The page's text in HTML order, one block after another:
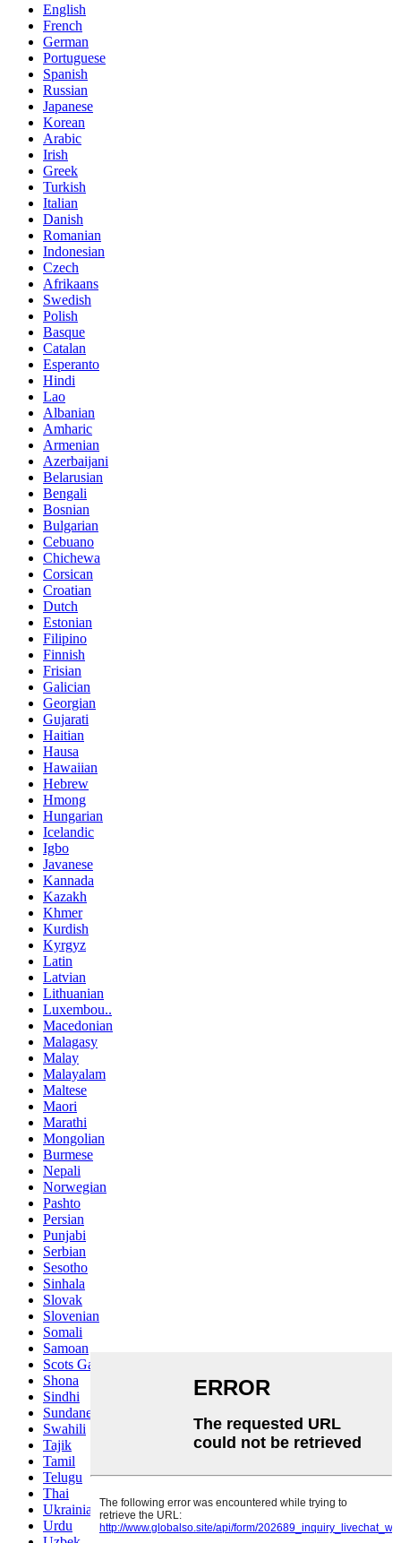
English
French
German
Portuguese
Spanish
Russian
Japanese
Korean
Arabic
Irish
Greek
Turkish
Italian
Danish
Romanian
Indonesian
Czech
Afrikaans
Swedish
Polish
Basque
Catalan
Esperanto
Hindi
Lao
Albanian
Amharic
Armenian
Azerbaijani
Belarusian
Bengali
Bosnian
Bulgarian
Cebuano
Chichewa
Corsican
Croatian
Dutch
Estonian
Filipino
Finnish
Frisian
Galician
Georgian
Gujarati
Haitian
Hausa
Hawaiian
Hebrew
Hmong
Hungarian
Icelandic
Igbo
Javanese
Kannada
Kazakh
Khmer
Kurdish
Kyrgyz
Latin
Latvian
Lithuanian
Luxembou..
Macedonian
Malagasy
Malay
Malayalam
Maltese
Maori
Marathi
Mongolian
Burmese
Nepali
Norwegian
Pashto
Persian
Punjabi
Serbian
Sesotho
Sinhala
Slovak
Slovenian
Somali
Samoan
Scots Gaelic
Shona
Sindhi
Sundanese
Swahili
Tajik
Tamil
Telugu
Thai
Ukrainian
Urdu